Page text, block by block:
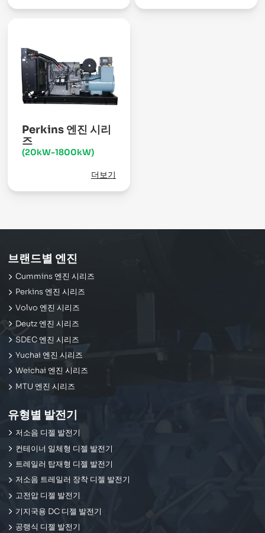
Perkins 엔진 시리
즈
(20kW-1800kW)
더보기
브랜드별 엔진
Cummins 엔진 시리즈
Perkins 엔진 시리즈
Volvo 엔진 시리즈
Deutz 엔진 시리즈
SDEC 엔진 시리즈
Yuchai 엔진 시리즈
Weichai 엔진 시리즈
MTU 엔진 시리즈
유형별 발전기
저소음 디젤 발전기
컨테이너 일체형 디젤 발전기
트레일러 탑재형 디젤 발전기
저소음 트레일러 장착 디젤 발전기
고전압 디젤 발전기
기지국용 DC 디젤 발전기
공랭식 디젤 발전기